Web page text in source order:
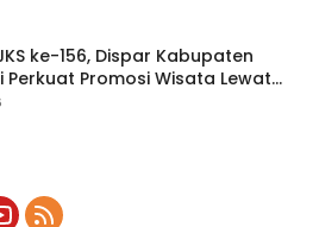
ke-156, Dispar Kabupaten
Perkuat Promosi Wisata Lewat